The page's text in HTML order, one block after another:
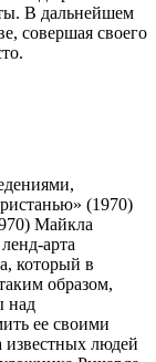
В дальнейшем
совершая своего
(1970)
Майкла
арта
который в
образом,
над
ее своими
людей